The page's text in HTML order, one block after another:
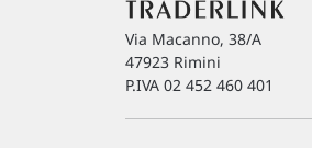
Via Macanno, 38/A
47923 Rimini
P.IVA 02 452 460 401